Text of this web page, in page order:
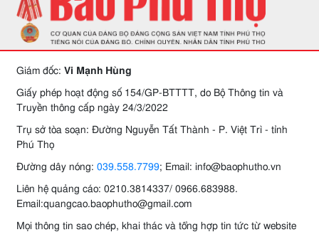
Giám đốc: Vi Mạnh Hùng
Giấy phép hoạt động số 154/GP-BTTTT, do Bộ Thông tin và
Truyền thông cấp ngày 24/3/2022
Trụ sở tòa soạn: Đường Nguyễn Tất Thành - P. Việt Trì - tỉnh
Phú Thọ
Đường dây nóng: 039.558.7799; Email: info@baophutho.vn
Liên hệ quảng cáo: 0210.3814337/ 0966.683988.
Email:quangcao.baophutho@gmail.com
Mọi thông tin sao chép, khai thác và tổng hợp tin tức từ website